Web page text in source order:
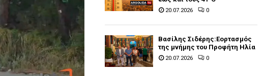
20.07.2026 0
Βασίλης Σιδέρης:Εορτασμός
της μνήμης του Προφήτη Ηλία
20.07.2026 0